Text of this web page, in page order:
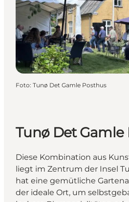
Foto: Tunø Det Gamle Posthus
Tunø Det Gamle
Diese Kombination aus
liegt im Zentrum der Insel
hat eine gemütliche
der ideale Ort, um